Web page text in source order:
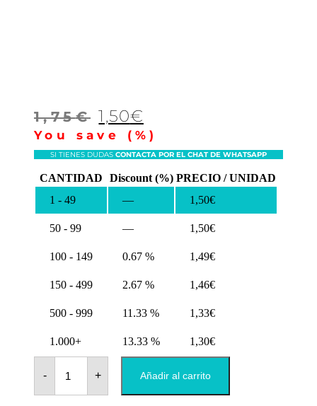
1,75€ El
precio
original
era:
1,75€.
1,50€
precio
actual
es:
1,50€.
You save (%)
SI TIENES DUDAS CONTACTA POR EL CHAT DE WHATSAPP
CANTIDAD Discount (%) PRECIO / UNIDAD
1 - 49
— 1,50€
50 - 99 — 1,50€
100 - 149 0.67 % 1,49€
150 - 499 2.67 % 1,46€
500 - 999 11.33 % 1,33€
1.000+ 13.33 % 1,30€
-
Imanes
con
Chapa
Rectangular
+ Añadir al carrito